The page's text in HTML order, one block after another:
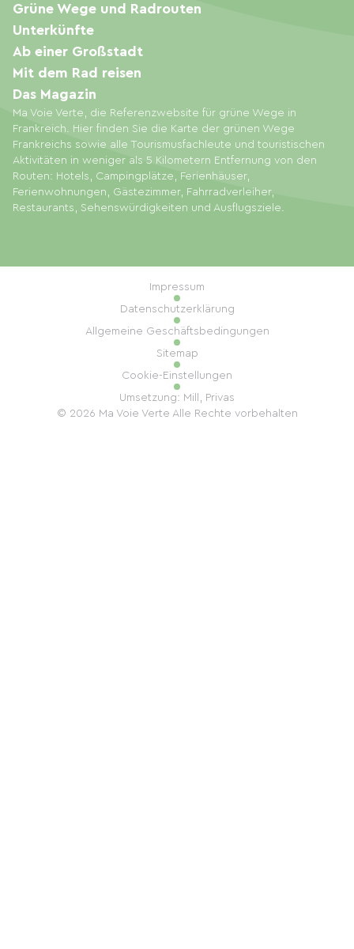
Ma Voie Verte, die Referenzwebsite für grüne Wege in
Frankreich. Hier finden Sie die Karte der grünen Wege
Frankreichs sowie alle Tourismusfachleute und touristischen
Aktivitäten in weniger als 5 Kilometern Entfernung von den
Routen: Hotels, Campingplätze, Ferienhäuser,
Ferienwohnungen, Gästezimmer, Fahrradverleiher,
Restaurants, Sehenswürdigkeiten und Ausflugsziele.
Grüne Wege und Radrouten
Unterkünfte
Ab einer Großstadt
Mit dem Rad reisen
Das Magazin
© 2026 Ma Voie Verte Alle Rechte vorbehalten
Impressum
Datenschutzerklärung
Allgemeine Geschäftsbedingungen
Sitemap
Cookie-Einstellungen
Umsetzung: Mill, Privas